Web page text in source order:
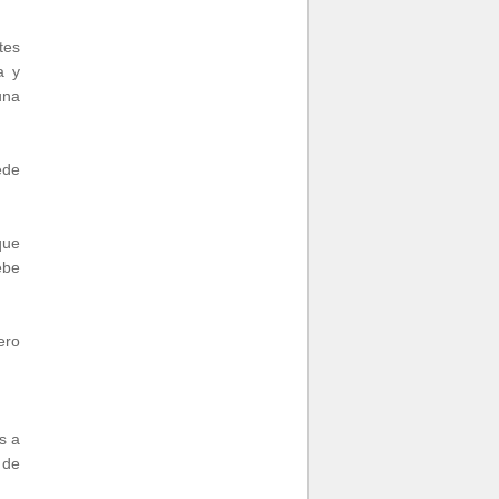
y
a